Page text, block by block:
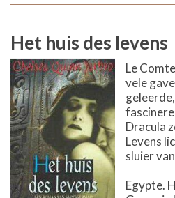
Het huis des levens
Le
vele
Dracula
Levens
sluier
Egypte.